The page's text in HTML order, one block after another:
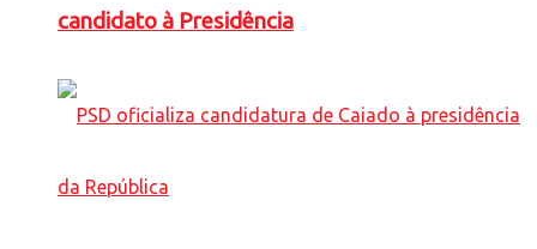
candidato à Presidência